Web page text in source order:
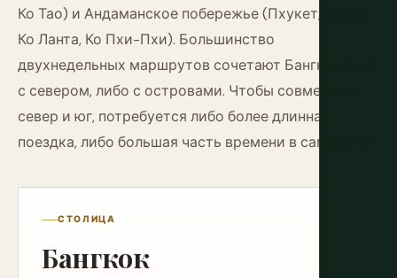
Ко Тао) и Андаманское побережье (Пхукет, Краби,
Ко Ланта, Ко Пхи-Пхи). Большинство
двухнедельных маршрутов сочетают Бангкок либо
с севером, либо с островами. Чтобы совместить
север и юг, потребуется либо более длинная
поездка, либо большая часть времени в самолётах.
СТОЛИЦА
Бангкок